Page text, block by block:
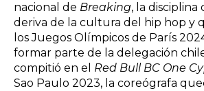
nacional de Breaking, la
deriva de la cultura del hip hop y
los Juegos Olímpicos de París
formar parte de la delegación
compitió en el Red Bull BC One
Sao Paulo 2023, la coreógrafa